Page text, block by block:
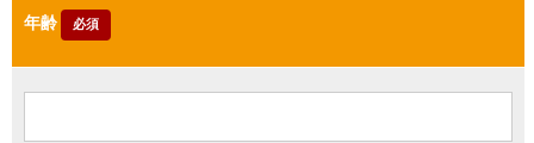
年齢 必須